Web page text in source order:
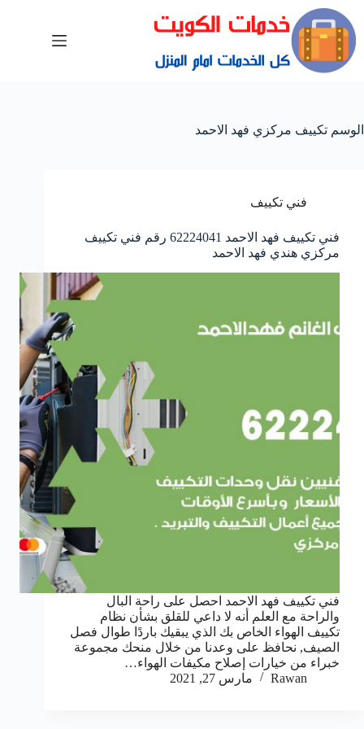
الوسم تكييف مركزي فهد الاحمد
فني تكييف
فني تكييف فهد الاحمد 62224041 رقم فني تكييف
مركزي هندي فهد الاحمد
فني تكييف فهد الاحمد احصل على راحة البال
والراحة مع العلم أنه لا داعي للقلق بشأن نظام
تكييف الهواء الخاص بك الذي يبقيك باردًا طوال فصل
الصيف, نحافظ على وعدنا من خلال منحك مجموعة
خبراء من خيارات إصلاح مكيفات الهواء…
Rawan
مارس 27, 2021